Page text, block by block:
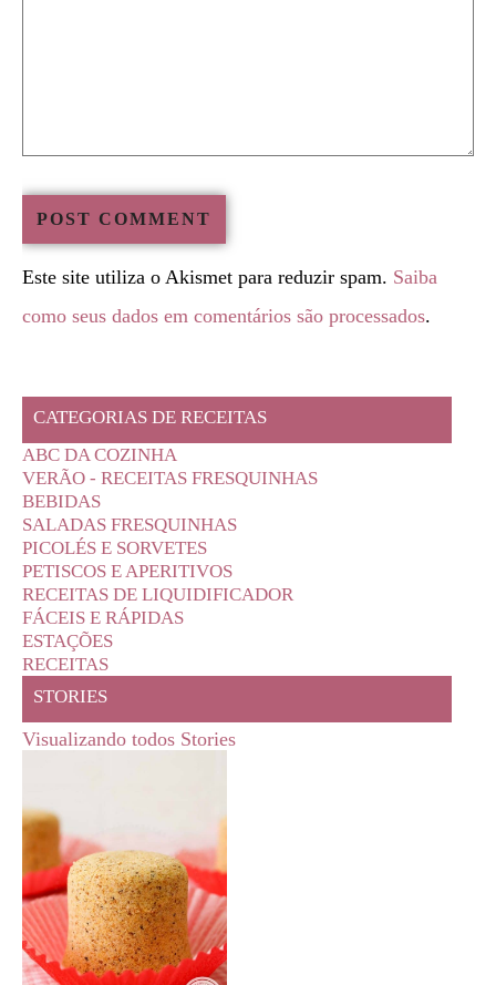
Este site utiliza o Akismet para reduzir spam. Saiba
como seus dados em comentários são processados.
CATEGORIAS DE RECEITAS
ABC DA COZINHA
VERÃO - RECEITAS FRESQUINHAS
BEBIDAS
SALADAS FRESQUINHAS
PICOLÉS E SORVETES
PETISCOS E APERITIVOS
RECEITAS DE LIQUIDIFICADOR
FÁCEIS E RÁPIDAS
ESTAÇÕES
RECEITAS
STORIES
Visualizando todos Stories